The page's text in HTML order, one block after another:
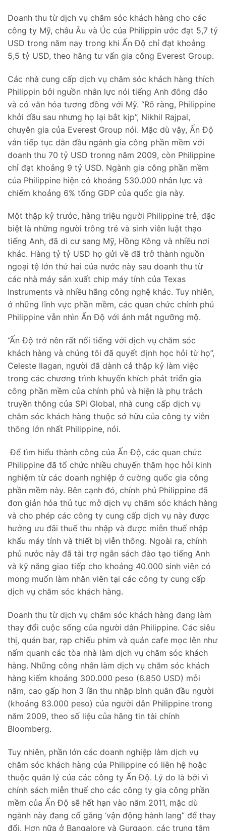
Doanh thu từ dịch vụ chăm sóc khách hàng cho các
công ty Mỹ, châu Âu và Úc của Philippin ước đạt 5,7 tỷ
USD trong năm nay trong khi Ấn Độ chỉ đạt khoảng
5,5 tỷ USD, theo hãng tư vấn gia công Everest Group.
Các nhà cung cấp dịch vụ chăm sóc khách hàng thích
Philippin bởi nguồn nhân lực nói tiếng Anh đông đảo
và có văn hóa tương đồng với Mỹ. “Rõ ràng, Philippine
khởi đầu sau nhưng họ lại bắt kịp”, Nikhil Rajpal,
chuyên gia của Everest Group nói. Mặc dù vậy, Ấn Độ
vẫn tiếp tục dẫn đầu ngành gia công phần mềm với
doanh thu 70 tỷ USD tronng năm 2009, còn Philippine
chỉ đạt khoảng 9 tỷ USD. Ngành gia công phần mềm
của Philippine hiện có khoảng 530.000 nhân lực và
chiếm khoảng 6% tổng GDP của quốc gia này.
Một thập kỷ trước, hàng triệu người Philippine trẻ, đặc
biệt là những người trông trẻ và sinh viên luật thạo
tiếng Anh, đã di cư sang Mỹ, Hồng Kông và nhiều nơi
khác. Hàng tỷ tỷ USD họ gửi về đã trở thành nguồn
ngoại tệ lớn thứ hai của nước này sau doanh thu từ
các nhà máy sản xuất chip máy tính của Texas
Instruments và nhiều hãng công nghệ khác. Tuy nhiên,
ở những lĩnh vực phần mềm, các quan chức chính phủ
Philippine vẫn nhìn Ấn Độ với ánh mắt ngưỡng mộ.
“Ấn Độ trở nên rất nổi tiếng với dịch vụ chăm sóc
khách hàng và chúng tôi đã quyết định học hỏi từ họ”,
Celeste Ilagan, người đã dành cả thập kỷ làm việc
trong các chương trình khuyến khích phát triển gia
công phần mềm của chính phủ và hiện là phụ trách
truyền thông của SPi Global, nhà cung cấp dịch vụ
chăm sóc khách hàng thuộc sở hữu của công ty viễn
thông lớn nhất Philippine, nói.
Để tìm hiểu thành công của Ấn Độ, các quan chức
Philippine đã tổ chức nhiều chuyến thăm học hỏi kinh
nghiệm từ các doanh nghiệp ở cường quốc gia công
phần mềm này. Bên cạnh đó, chính phủ Philippine đã
đơn giản hóa thủ tục mở dịch vụ chăm sóc khách hàng
và cho phép các công ty cung cấp dịch vụ này được
hưởng ưu đãi thuế thu nhập và được miễn thuế nhập
khẩu máy tính và thiết bị viễn thông. Ngoài ra, chính
phủ nước này đã tài trợ ngân sách đào tạo tiếng Anh
và kỹ năng giao tiếp cho khoảng 40.000 sinh viên có
mong muốn làm nhân viên tại các công ty cung cấp
dịch vụ chăm sóc khách hàng.
Doanh thu từ dịch vụ chăm sóc khách hàng đang làm
thay đổi cuộc sống của người dân Philippine. Các siêu
thị, quán bar, rạp chiếu phim và quán cafe mọc lên như
nấm quanh các tòa nhà làm dịch vụ chăm sóc khách
hàng. Những công nhân làm dịch vụ chăm sóc khách
hàng kiếm khoảng 300.000 peso (6.850 USD) mỗi
năm, cao gấp hơn 3 lần thu nhập bình quân đầu người
(khoảng 83.000 peso) của người dân Philippine trong
năm 2009, theo số liệu của hãng tin tài chính
Bloomberg.
Tuy nhiên, phần lớn các doanh nghiệp làm dịch vụ
chăm sóc khách hàng của Philippine có liên hệ hoặc
thuộc quản lý của các công ty Ấn Độ. Lý do là bởi vì
chính sách miễn thuế cho các công ty gia công phần
mềm của Ấn Độ sẽ hết hạn vào năm 2011, mặc dù
ngành này đang cố gắng ‘vận động hành lang” để thay
đổi. Hơn nữa ở Bangalore và Gurgaon, các trung tâm